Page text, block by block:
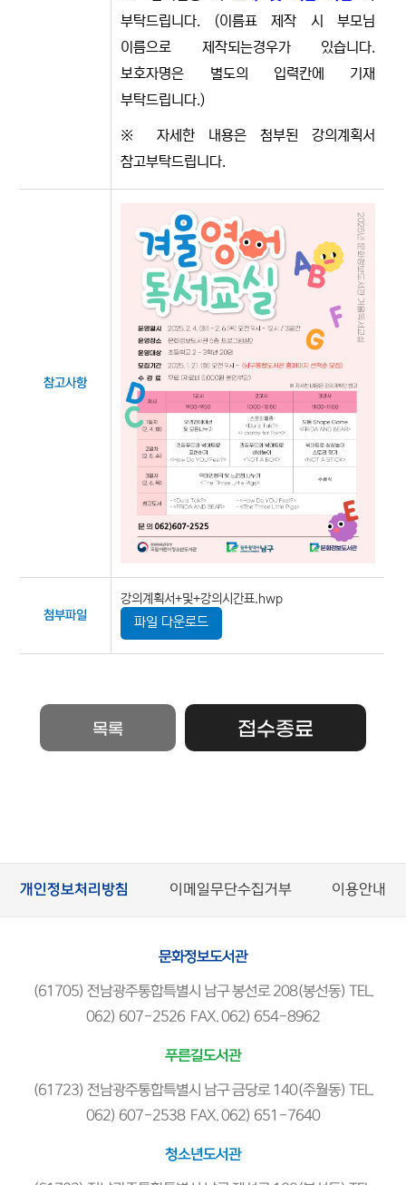
부탁드립니다. (이름표 제작 시 부모님
이름으로 제작되는경우가 있습니다.
보호자명은 별도의 입력칸에 기재
부탁드립니다.)
※ 자세한 내용은 첨부된 강의계획서
참고부탁드립니다.
참고사항
첨부파일
강의계획서+및+강의시간표.hwp
파일 다운로드
목록 접수종료
개인정보처리방침 이메일무단수집거부 이용안내
문화정보도서관
(61705) 전남광주통합특별시 남구 봉선로 208(봉선동) TEL.
062) 607-2526 FAX. 062) 654-8962
푸른길도서관
(61723) 전남광주통합특별시 남구 금당로 140(주월동) TEL.
062) 607-2538 FAX. 062) 651-7640
청소년도서관